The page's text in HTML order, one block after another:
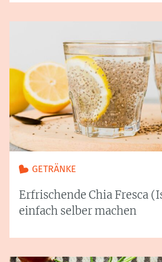
GETRÄNKE
Erfrischende Chia Fresca
einfach selber machen